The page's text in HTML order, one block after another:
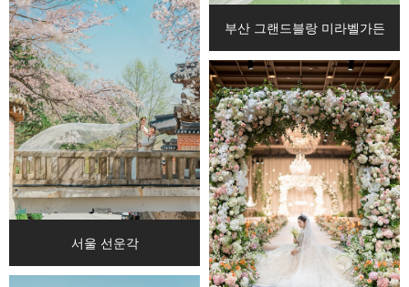
부산 그랜드블랑 미라벨가든
서울 선운각